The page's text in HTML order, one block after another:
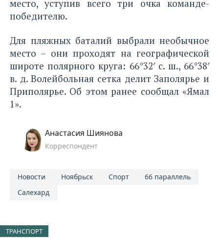
место, уступив всего три очка команде-
победителю.
Для пляжных баталий выбрали необычное
место – они проходят на географической
широте полярного круга: 66°32′ с. ш., 66°38′
в. д. Волейбольная сетка делит Заполярье и
Приполярье. Об этом ранее сообщал «Ямал
1».
Анастасия Шиянова
Корреспондент
Новости Ноябрьск Спорт
66 параллель
Салехард
ТРАНСПОРТ